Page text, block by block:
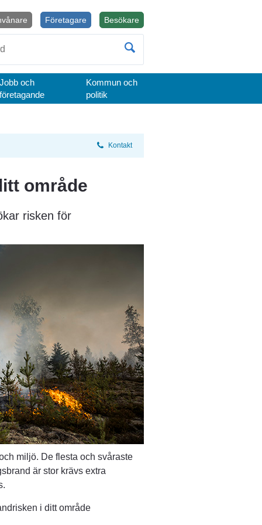
BesökareÖppnas i nytt fönster.
Företagare
Jobb och
företagande
Kommun och
politik
Kontakt
område
risken för
miljö. De flesta och svåraste
är stor krävs extra
i ditt område